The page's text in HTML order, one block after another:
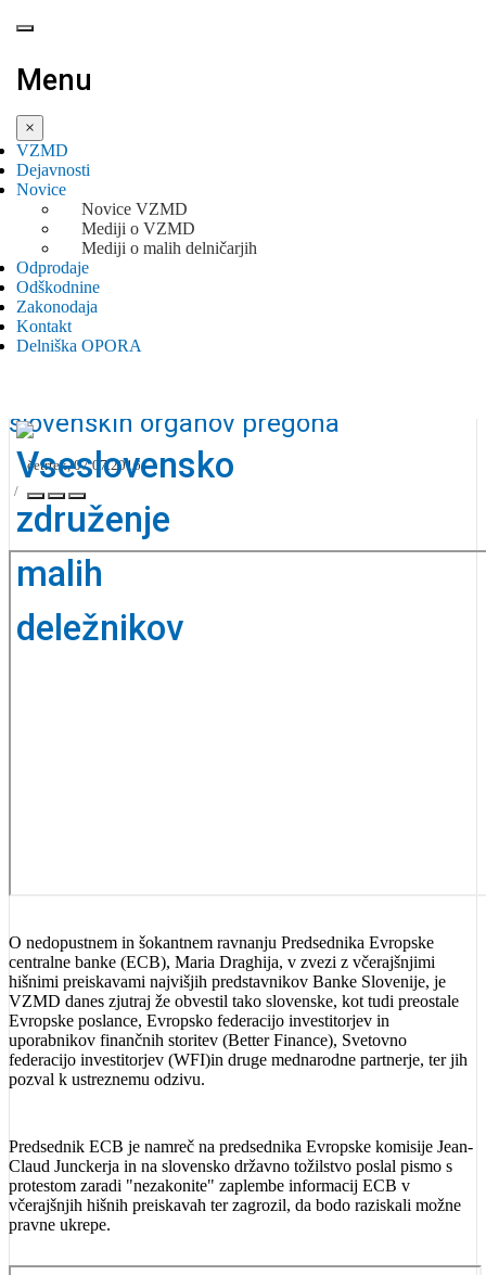
Menu
×
VZMD
Dejavnosti
Novice
Novice VZMD
Mediji o VZMD
Mediji o malih delničarjih
Odprodaje
Odškodnine
Zakonodaja
Kontakt
Delniška OPORA
NAHAJATE SE:
NOVICE
BANKA SLOVENIJE - NEDOPUSTNO VMEŠAVANJE IN POSKUSI VPLIVANJA
BANKA SLOVENIJE - nedopustno
vmešavanje in poskusi vplivanja
slovenskih organov pregona
četrtek, 07.07.2016
O nedopustnem in šokantnem ravnanju Predsednika Evropske
centralne banke (ECB), Maria Draghija, v zvezi z včerajšnjimi
hišnimi preiskavami najvišjih predstavnikov Banke Slovenije, je
VZMD danes zjutraj že obvestil tako slovenske, kot tudi preostale
Evropske poslance, Evropsko federacijo investitorjev in
uporabnikov finančnih storitev (Better Finance), Svetovno
federacijo investitorjev (WFI)in druge mednarodne partnerje, ter jih
pozval k ustreznemu odzivu.
Predsednik ECB je namreč na predsednika Evropske komisije Jean-
Claud Junckerja in na slovensko državno tožilstvo poslal pismo s
protestom zaradi "nezakonite" zaplembe informacij ECB v
včerajšnjih hišnih preiskavah ter zagrozil, da bodo raziskali možne
pravne ukrepe.